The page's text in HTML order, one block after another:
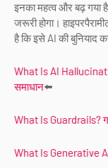
इनका महत्व और बढ़ गया
जरूरी होगा।
है कि इसे AI की बुनियाद
What Is AI
समाधान⬅️
What Is Guardrails?
What Is Generative